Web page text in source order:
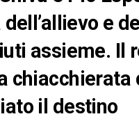
e
assieme. Il
chiacchierata
il destino